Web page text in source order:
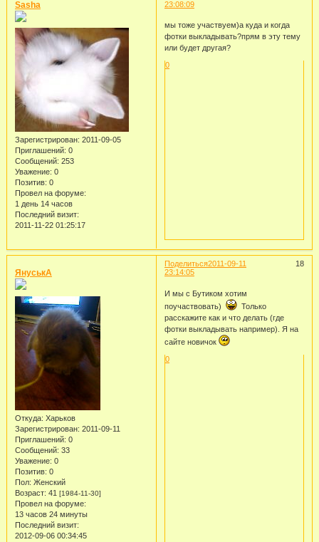
23:08:09
Sasha
Зарегистрирован: 2011-09-05
Приглашений: 0
Сообщений: 253
Уважение: 0
Позитив: 0
Провел на форуме:
1 день 14 часов
Последний визит:
2011-11-22 01:25:17
мы тоже участвуем)а куда и когда
фотки выкладывать?прям в эту тему
или будет другая?
0
Поделиться 18
2011-09-11
23:14:05
ЯнуськА
Откуда: Харьков
Зарегистрирован: 2011-09-11
Приглашений: 0
Сообщений: 33
Уважение: 0
Позитив: 0
Пол: Женский
Возраст: 41 [1984-11-30]
Провел на форуме:
13 часов 24 минуты
Последний визит:
2012-09-06 00:34:45
И мы с Бутиком хотим
поучаствовать)
Только
расскажите как и что делать (где
фотки выкладывать например). Я на
сайте новичок
0